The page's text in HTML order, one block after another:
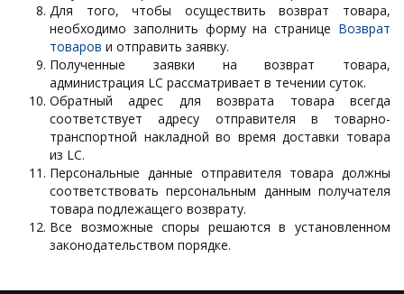
Для того, чтобы осуществить возврат товара,
необходимо заполнить форму на странице Возврат
товаров и отправить заявку.
Полученные заявки на возврат товара,
администрация LC рассматривает в течении суток.
Обратный адрес для возврата товара всегда
соответствует адресу отправителя в товарно-
транспортной накладной во время доставки товара
из LC.
Персональные данные отправителя товара должны
соответствовать персональным данным получателя
товара подлежащего возврату.
Все возможные споры решаются в установленном
законодательством порядке.